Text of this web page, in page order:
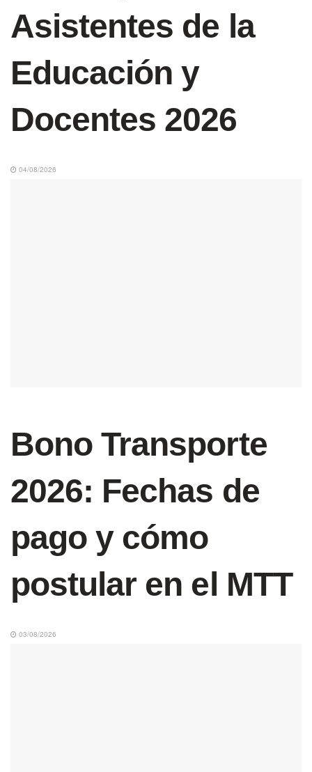
Asistentes de la
Educación y
Docentes 2026
04/08/2026
Bono Transporte
2026: Fechas de
pago y cómo
postular en el MTT
03/08/2026